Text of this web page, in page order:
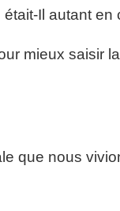
Il autant en
mieux saisir
que nous